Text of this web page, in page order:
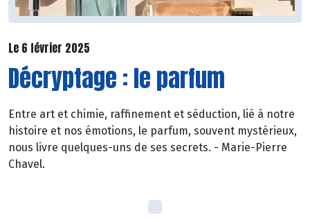
Le 6 février 2025
Décryptage : le parfum
Entre art et chimie, raffinement et séduction, lié à notre
histoire et nos émotions, le parfum, souvent mystérieux,
nous livre quelques-uns de ses secrets. - Marie-Pierre
Chavel.